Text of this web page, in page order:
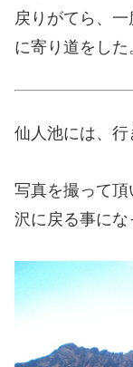
戻りがてら、
に寄り道をした
仙人池には、行
写真を撮って
沢に戻る事にな